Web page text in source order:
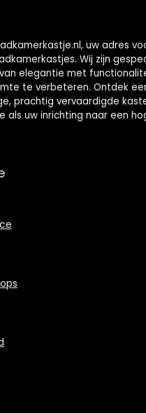
uw adres
Wij zijn
elegantie met
te verbeteren. Ontdek
prachtig vervaardigde
als uw inrichting naar een